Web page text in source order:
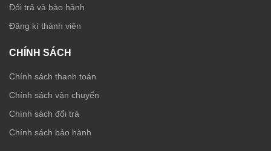
Đổi trả và bảo hành
Đăng kí thành viên
CHÍNH SÁCH
Chính sách thanh toán
Chính sách vận chuyển
Chính sách đổi trả
Chính sách bảo hành